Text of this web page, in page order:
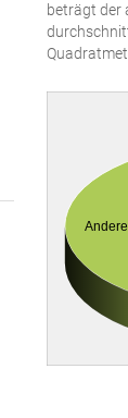
beträgt der
Andere